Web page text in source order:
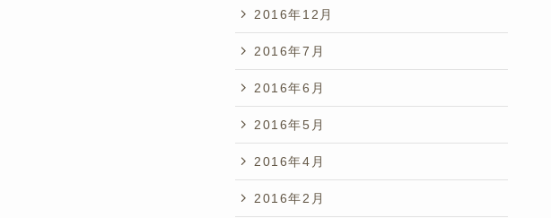
2016年12月
2016年7月
2016年6月
2016年5月
2016年4月
2016年2月